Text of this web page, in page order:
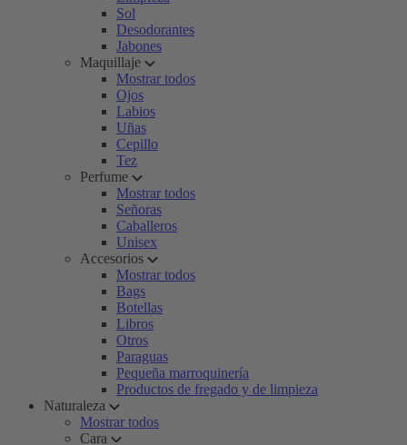
Sol
Desodorantes
Jabones
Maquillaje
Mostrar todos
Ojos
Labios
Uñas
Cepillo
Tez
Perfume
Mostrar todos
Señoras
Caballeros
Unisex
Accesorios
Mostrar todos
Bags
Botellas
Libros
Otros
Paraguas
Pequeña marroquinería
Productos de fregado y de limpieza
Naturaleza
Mostrar todos
Cara